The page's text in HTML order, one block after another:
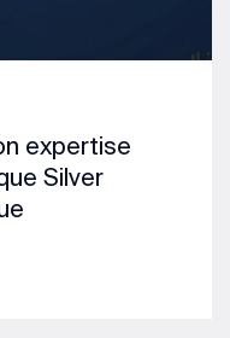
expertise
Silver